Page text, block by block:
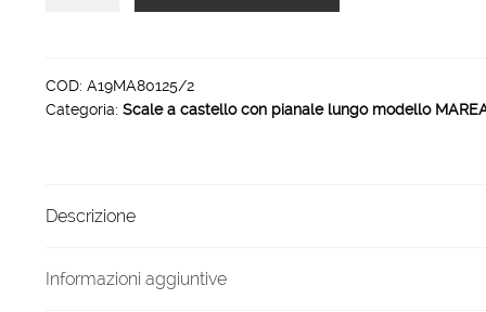
125
larghezza
due
MAREA
COD: A19MA80125/2
Categoria: Scale a castello con pianale lungo modello
Descrizione
Informazioni aggiuntive